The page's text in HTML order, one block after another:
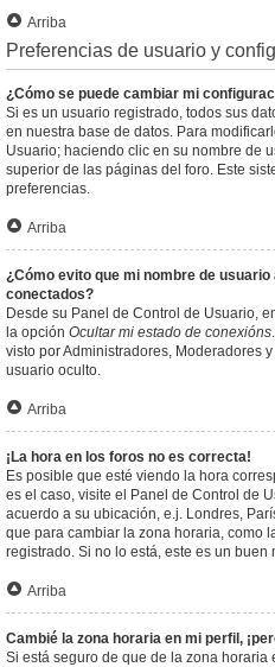
Arriba
Preferencias de usuario y
¿Cómo se puede cambiar mi
Si es un usuario registrado, todos sus
en nuestra base de datos. Para
Usuario; haciendo clic en su nombre de
superior de las páginas del foro. Este
preferencias.
Arriba
¿Cómo evito que mi nombre de
conectados?
Desde su Panel de Control de Usuario,
la opción Ocultar mi estado de conexións
visto por Administradores, Moderadores
usuario oculto.
Arriba
¡La hora en los foros no es correcta!
Es posible que esté viendo la hora
es el caso, visite el Panel de Control de
acuerdo a su ubicación, e.j. Londres,
que para cambiar la zona horaria, como
registrado. Si no lo está, este es un buen
Arriba
Cambié la zona horaria en mi perfil,
Si está seguro de que de la zona horaria